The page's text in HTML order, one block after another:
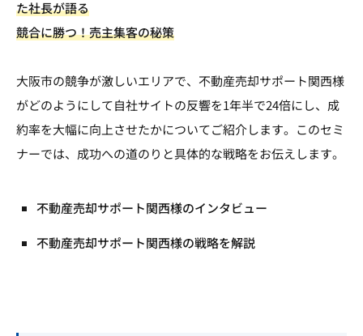
た社長が語る
競合に勝つ！売主集客の秘策
大阪市の競争が激しいエリアで、不動産売却サポート関西様
がどのようにして自社サイトの反響を1年半で24倍にし、成
約率を大幅に向上させたかについてご紹介します。このセミ
ナーでは、成功への道のりと具体的な戦略をお伝えします。
不動産売却サポート関西様のインタビュー
不動産売却サポート関西様の戦略を解説